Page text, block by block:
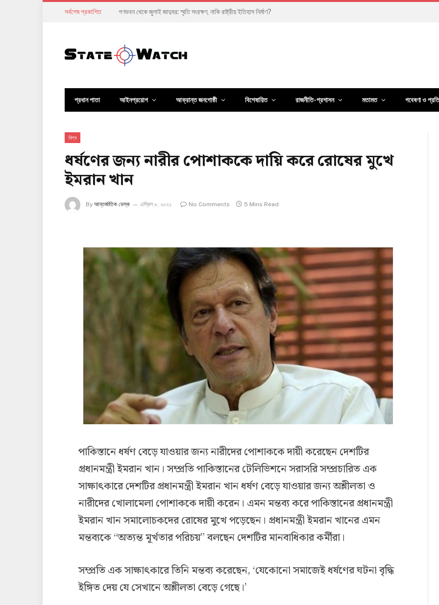
সর্বশেষ প্রকাশিত হাসিনার দিল্লির বক্তব্যে কী ছিল: নিষেধাজ্ঞা পেরিয়ে কোন রাজনৈতিক বার্তা দিলেন?
প্রধান পাতা আইনপ্রয়োগ আক্রান্ত জনগোষ্ঠী বিশেষায়িত রাজনীতি-প্রশাসন মতামত গবেষণা ও
বিশ্ব
ধর্ষণের জন্য নারীর পোশাককে দায়ি করে রোষের মুখে
ইমরান খান
By আন্তর্জাতিক ডেস্ক এপ্রিল ৮, ২০২১ No Comments 5 Mins Read
পাকিস্তানে ধর্ষণ বেড়ে যাওয়ার জন্য নারীদের পোশাককে দায়ী করেছেন দেশটির
প্রধানমন্ত্রী ইমরান খান। সম্প্রতি পাকিস্তানের টেলিভিশনে সরাসরি সম্প্রচারিত এক
সাক্ষাৎকারে দেশটির প্রধানমন্ত্রী ইমরান খান ধর্ষণ বেড়ে যাওয়ার জন্য অশ্লীলতা ও
নারীদের খোলামেলা পোশাককে দায়ী করেন। এমন মন্তব্য করে পাকিস্তানের প্রধানমন্ত্রী
ইমরান খান সমালোচকদের রোষের মুখে পড়েছেন। প্রধানমন্ত্রী ইমরান খানের এমন
মন্তব্যকে “অত্যন্ত মূর্খতার পরিচয়” বলছেন দেশটির মানবাধিকার কর্মীরা।
সম্প্রতি এক সাক্ষাৎকারে তিনি মন্তব্য করেছেন, ‘যেকোনো সমাজেই ধর্ষণের ঘটনা বৃদ্ধি
ইঙ্গিত দেয় যে সেখানে অশ্লীলতা বেড়ে গেছে।’